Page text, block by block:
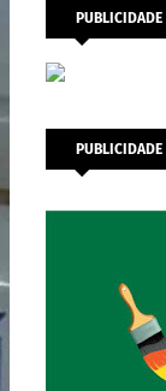
PUBLICIDADE
PUBLICIDADE